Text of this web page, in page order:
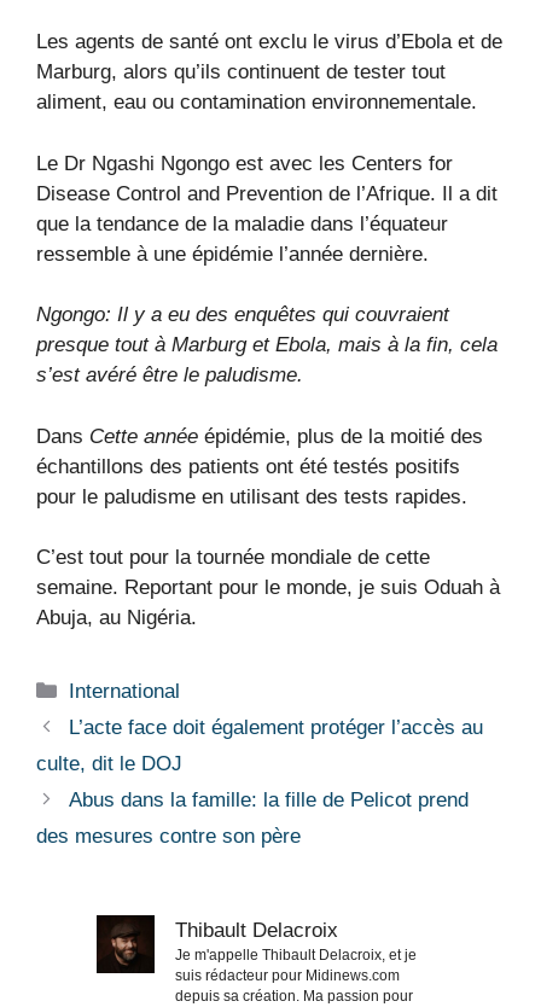
Les agents de santé ont exclu le virus d’Ebola et de
Marburg, alors qu’ils continuent de tester tout
aliment, eau ou contamination environnementale.
Le Dr Ngashi Ngongo est avec les Centers for
Disease Control and Prevention de l’Afrique. Il a dit
que la tendance de la maladie dans l’équateur
ressemble à une épidémie l’année dernière.
Ngongo: Il y a eu des enquêtes qui couvraient
presque tout à Marburg et Ebola, mais à la fin, cela
s’est avéré être le paludisme.
Dans Cette année épidémie, plus de la moitié des
échantillons des patients ont été testés positifs
pour le paludisme en utilisant des tests rapides.
C’est tout pour la tournée mondiale de cette
semaine. Reportant pour le monde, je suis Oduah à
Abuja, au Nigéria.
Catégories
International
L’acte face doit également protéger l’accès au
culte, dit le DOJ
Abus dans la famille: la fille de Pelicot prend
des mesures contre son père
Thibault Delacroix
Je m'appelle Thibault Delacroix, et je
suis rédacteur pour Midinews.com
depuis sa création. Ma passion pour